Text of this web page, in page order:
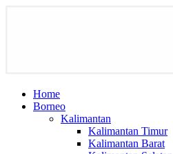
Home
Borneo
Kalimantan
Kalimantan Timur
Kalimantan Barat